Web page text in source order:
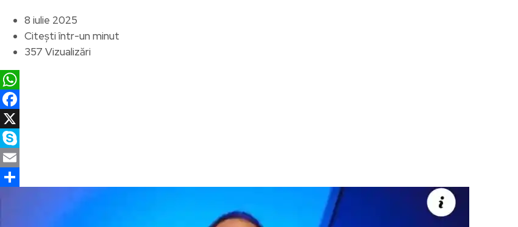
8 iulie 2025
Citești într-un minut
357 Vizualizări
WhatsApp
Facebook
X
Skype
Email